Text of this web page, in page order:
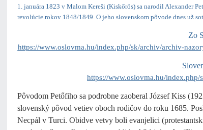
1. januára 1823 v Malom Kereši (Kiskőrös) sa narodil Alexander
revolúcie rokov 1848/1849. O jeho slovenskom pôvode dnes už
Zo
https://www.oslovma.hu/index.php/sk/archiv/archiv-
https://www.oslovma.hu/
Pôvodom Petőfiho sa podrobne zaoberal József Kiss
slovenský pôvod vetiev oboch rodičov do roku 1685.
Necpál v Turci. Obidve vetvy boli evanjelici